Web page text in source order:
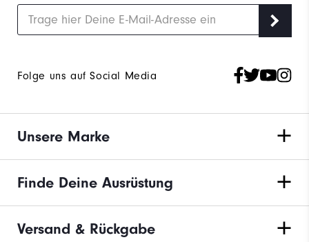
Folge uns auf Social Media
Unsere Marke
Finde Deine Ausrüstung
Versand & Rückgabe